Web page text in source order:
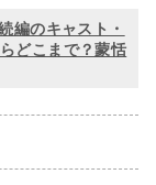
編のキャスト・
どこまで？蒙恬